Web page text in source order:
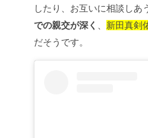
したり、お互いに相談しあ
での親交が深く
新田真剣
だそうです。